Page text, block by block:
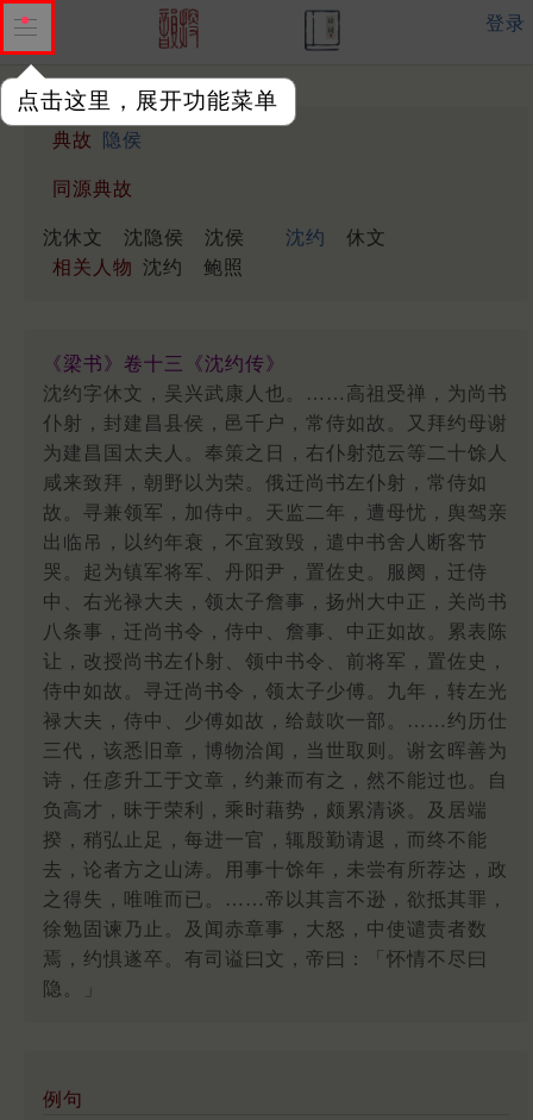
点击这里，展开功能菜单
登录
典故 隐侯
同源典故
沈休文 沈隐侯 沈侯 沈约
休文
相关人物 沈约 鲍照
《梁书》卷十三《沈约传》
沈约字休文，吴兴武康人也。……高祖受禅，为尚书
仆射，封建昌县侯，邑千户，常侍如故。又拜约母谢
为建昌国太夫人。奉策之日，右仆射范云等二十馀人
咸来致拜，朝野以为荣。俄迁尚书左仆射，常侍如
故。寻兼领军，加侍中。天监二年，遭母忧，舆驾亲
出临吊，以约年衰，不宜致毁，遣中书舍人断客节
哭。起为镇军将军、丹阳尹，置佐史。服阕，迁侍
中、右光禄大夫，领太子詹事，扬州大中正，关尚书
八条事，迁尚书令，侍中、詹事、中正如故。累表陈
让，改授尚书左仆射、领中书令、前将军，置佐史，
侍中如故。寻迁尚书令，领太子少傅。九年，转左光
禄大夫，侍中、少傅如故，给鼓吹一部。……约历仕
三代，该悉旧章，博物洽闻，当世取则。谢玄晖善为
诗，任彦升工于文章，约兼而有之，然不能过也。自
负高才，昧于荣利，乘时藉势，颇累清谈。及居端
揆，稍弘止足，每进一官，辄殷勤请退，而终不能
去，论者方之山涛。用事十馀年，未尝有所荐达，政
之得失，唯唯而已。……帝以其言不逊，欲抵其罪，
徐勉固谏乃止。及闻赤章事，大怒，中使谴责者数
焉，约惧遂卒。有司谥曰文，帝曰：「怀情不尽曰
隐。」
例句